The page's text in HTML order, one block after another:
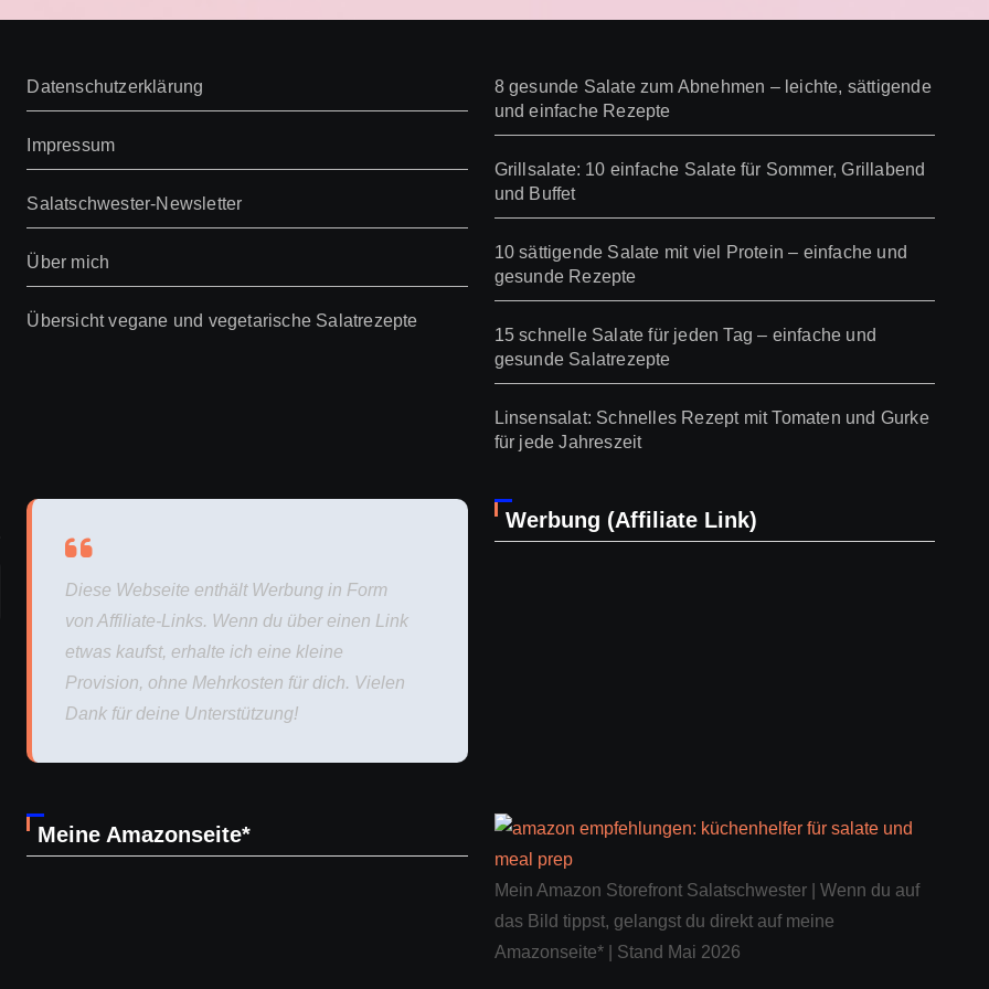
Beiträge
Datenschutzerklärung
Impressum
Salatschwester-Newsletter
Über mich
Übersicht vegane und vegetarische Salatrezepte
8 gesunde Salate zum Abnehmen – leichte, sättigende
und einfache Rezepte
Grillsalate: 10 einfache Salate für Sommer, Grillabend
und Buffet
10 sättigende Salate mit viel Protein – einfache und
gesunde Rezepte
15 schnelle Salate für jeden Tag – einfache und
gesunde Salatrezepte
Linsensalat: Schnelles Rezept mit Tomaten und Gurke
für jede Jahreszeit
Diese Webseite enthält Werbung in Form
von Affiliate-Links. Wenn du über einen Link
etwas kaufst, erhalte ich eine kleine
Provision, ohne Mehrkosten für dich. Vielen
Dank für deine Unterstützung!
Werbung (Affiliate Link)
Meine Amazonseite*
Mein Amazon Storefront Salatschwester | Wenn du auf
das Bild tippst, gelangst du direkt auf meine
Amazonseite* | Stand Mai 2026